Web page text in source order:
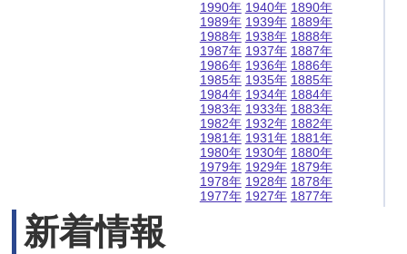
1990年
1989年
1988年
1987年
1986年
1985年
1984年
1983年
1982年
1981年
1980年
1979年
1978年
1977年
1940年
1939年
1938年
1937年
1936年
1935年
1934年
1933年
1932年
1931年
1930年
1929年
1928年
1927年
1890年
1889年
1888年
1887年
1886年
1885年
1884年
1883年
1882年
1881年
1880年
1879年
1878年
1877年
新着情報